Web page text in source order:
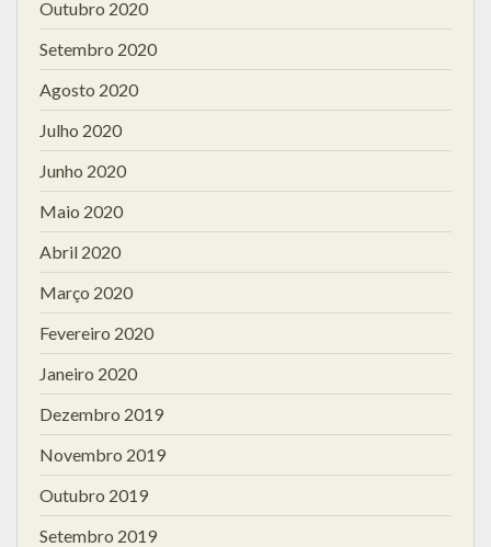
Outubro 2020
Setembro 2020
Agosto 2020
Julho 2020
Junho 2020
Maio 2020
Abril 2020
Março 2020
Fevereiro 2020
Janeiro 2020
Dezembro 2019
Novembro 2019
Outubro 2019
Setembro 2019